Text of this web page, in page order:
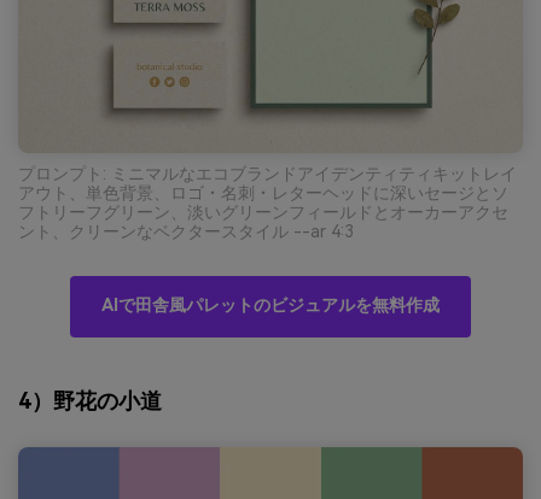
プロンプト: ミニマルなエコブランドアイデンティティキットレイ
アウト、単色背景、ロゴ・名刺・レターヘッドに深いセージとソ
フトリーフグリーン、淡いグリーンフィールドとオーカーアクセ
ント、クリーンなベクタースタイル --ar 4:3
AIで田舎風パレットのビジュアルを無料作成
4）野花の小道